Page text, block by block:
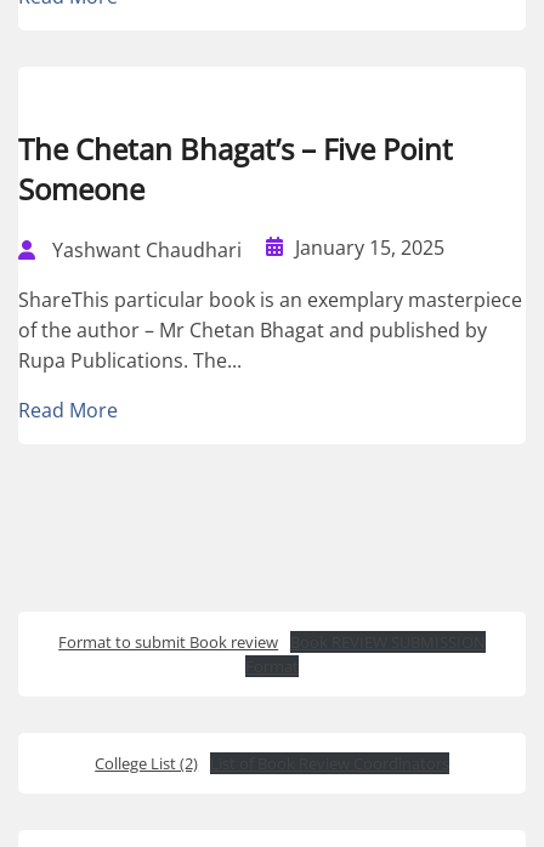
The Chetan Bhagat’s – Five Point
Someone
Yashwant Chaudhari
January 15, 2025
ShareThis particular book is an exemplary masterpiece
of the author – Mr Chetan Bhagat and published by
Rupa Publications. The...
Read More
Format to submit Book review
College List (2)